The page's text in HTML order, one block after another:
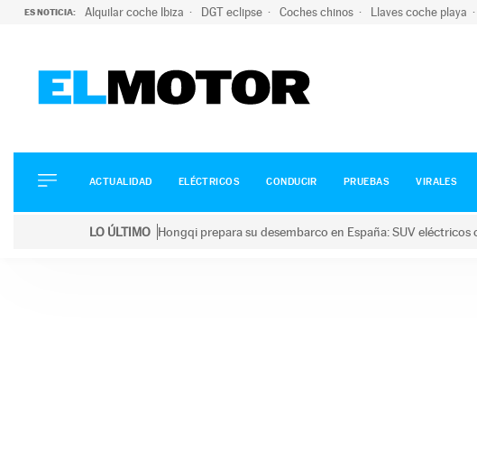
ES NOTICIA: Alquilar coche Ibiza DGT eclipse Coches chinos Llaves coche playa
ELÉCTRICOS
CONDUCIR
ACTUALIDAD ELÉCTRICOS CONDUCIR PRUEBAS VIRALES
LO ÚLTIMO Hongqi prepara su desembarco en España: SUV